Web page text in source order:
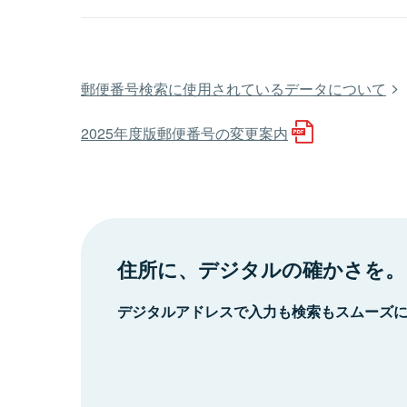
郵便番号検索に使用されているデータについて
2025年度版郵便番号の変更案内
住所に、デジタルの確かさを。
デジタルアドレスで入力も検索もスムーズ